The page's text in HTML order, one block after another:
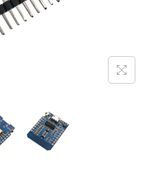
a
c
i
d